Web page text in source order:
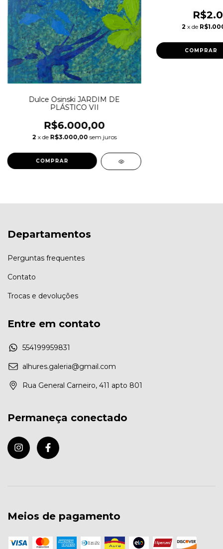
Dulce Osinski JARDIM DE
PLÁSTICO VII
R$6.000,00
2 x de R$3.000,00 sem juros
2 x de
Departamentos
Perguntas frequentes
Contato
Trocas e devoluções
Entre em contato
554199959831
alhures.galeria@gmail.com
Rua General Carneiro, 411 apto 801
Permaneça conectado
Meios de pagamento